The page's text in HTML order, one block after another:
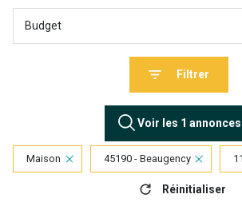
Budget
Filtrer
Voir les 1 annonces
Maison 45190 - Beaugency
Réinitialiser